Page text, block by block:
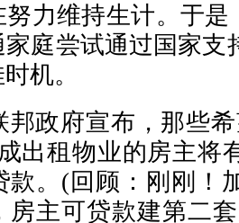
力维持生计。于是
庭尝试通过国家支
机。
邦政府宣布，那些
出租物业的房主将
款。(回顾：刚刚！
房主可贷款建第二